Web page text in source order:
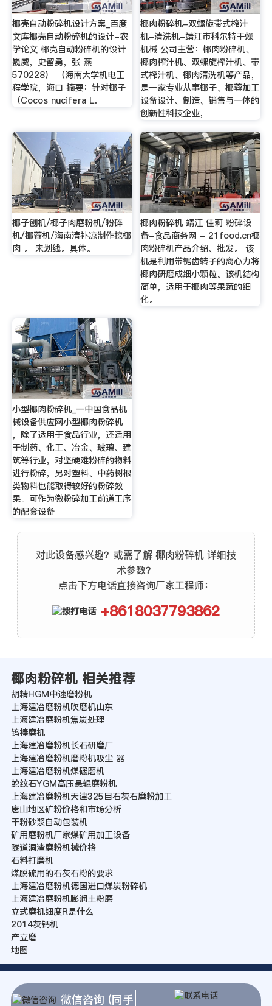
椰壳自动粉碎机设计方案_百度
文库椰壳自动粉碎机的设计-农
学论文 椰壳自动粉碎机的设计
巍威，史留勇，张 燕
570228） （海南大学机电工
程学院，海口 摘要：针对椰子
（Cocos nucifera L．
椰肉粉碎机-双螺旋带式榨汁
机-清洗机-靖江市科尔特干燥
机械 公司主营：椰肉粉碎机、
椰肉榨汁机、双螺旋榨汁机、带
式榨汁机、椰肉清洗机等产品，
是一家专业从事椰子、椰蓉加工
设备设计、制造、销售与一体的
创新性科技企业，
椰子刨机/椰子肉磨粉机/粉碎
机/椰蓉机/海南清补凉制作挖椰
肉 。 未划线。具体。
椰肉粉碎机 靖江 佳莉 粉碎设
备-食品商务网 - 21food.cn椰
肉粉碎机产品介绍、批发。 该
机是利用带锯齿转子的离心力将
椰肉研磨成细小颗粒。该机结构
简单，适用于椰肉等果蔬的细
化。
小型椰肉粉碎机_—中国食品机
械设备供应网小型椰肉粉碎机
，除了适用于食品行业，还适用
于制药、化工、冶金、玻璃、建
筑等行业，对坚硬难粉碎的物料
进行粉碎，另对塑料、中药树根
类物料也能取得较好的粉碎效
果。可作为微粉碎加工前道工序
的配套设备
对此设备感兴趣？或需了解 椰肉粉碎机 详细技
术参数？
点击下方电话直接咨询厂家工程师：
+8618037793862
椰肉粉碎机 相关推荐
胡精HGM中速磨粉机
上海建冶磨粉机吹磨机山东
上海建冶磨粉机焦炭处理
钨棒磨机
上海建冶磨粉机长石研磨厂
上海建冶磨粉机磨粉机吸尘 器
上海建冶磨粉机煤碾磨机
蛇纹石YGM高压悬辊磨粉机
上海建冶磨粉机天津325目石灰石磨粉加工
唐山地区矿粉价格和市场分析
干粉砂浆自动包装机
矿用磨粉机厂家煤矿用加工设备
隧道洞渣磨粉机械价格
石料打磨机
煤脱硫用的石灰石粉的要求
上海建冶磨粉机德国进口煤炭粉碎机
上海建冶磨粉机膨润土粉磨
立式磨机细度R是什么
2014灰钙机
产立磨
地图
微信咨询 (同手